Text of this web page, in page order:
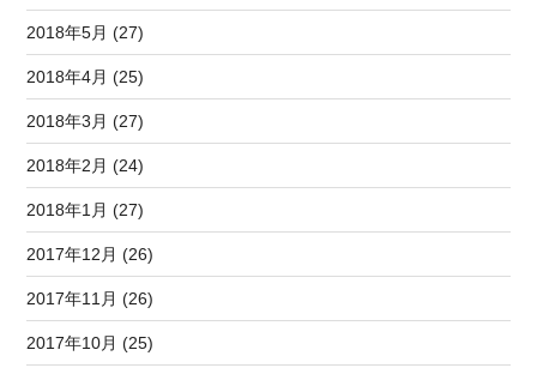
2018年5月 (27)
2018年4月 (25)
2018年3月 (27)
2018年2月 (24)
2018年1月 (27)
2017年12月 (26)
2017年11月 (26)
2017年10月 (25)